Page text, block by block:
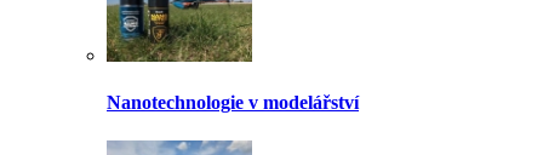
Nanotechnologie v modelářství